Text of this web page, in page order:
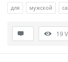
для мужской
19